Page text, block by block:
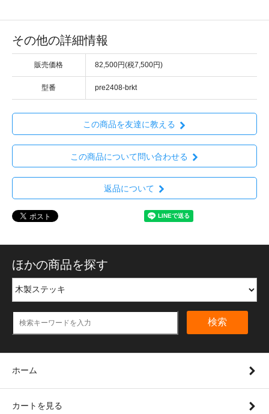
その他の詳細情報
販売価格 82,500円(税7,500円)
型番 pre2408-brkt
この商品を友達に教える
この商品について問い合わせる
返品について
ほかの商品を探す
検索
ホーム
カートを見る